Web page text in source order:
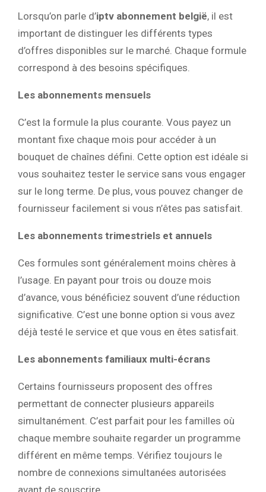
Lorsqu’on parle d’iptv abonnement belgië, il est
important de distinguer les différents types
d’offres disponibles sur le marché. Chaque formule
correspond à des besoins spécifiques.
Les abonnements mensuels
C’est la formule la plus courante. Vous payez un
montant fixe chaque mois pour accéder à un
bouquet de chaînes défini. Cette option est idéale si
vous souhaitez tester le service sans vous engager
sur le long terme. De plus, vous pouvez changer de
fournisseur facilement si vous n’êtes pas satisfait.
Les abonnements trimestriels et annuels
Ces formules sont généralement moins chères à
l’usage. En payant pour trois ou douze mois
d’avance, vous bénéficiez souvent d’une réduction
significative. C’est une bonne option si vous avez
déjà testé le service et que vous en êtes satisfait.
Les abonnements familiaux multi-écrans
Certains fournisseurs proposent des offres
permettant de connecter plusieurs appareils
simultanément. C’est parfait pour les familles où
chaque membre souhaite regarder un programme
différent en même temps. Vérifiez toujours le
nombre de connexions simultanées autorisées
avant de souscrire.